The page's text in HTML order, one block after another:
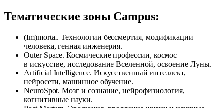
Тематические зоны Campus:
(Im)mortal. Технологии бессмертия, модификации
человека, генная инженерия.
Outer Space. Космические профессии, космос
в искусстве, исследование Вселенной, освоение Луны.
Artificial Intelligence. Искусственный интеллект,
нейросети, машинное обучение.
NeuroSpot. Мозг и сознание, нейрофизиология,
когнитивные науки.